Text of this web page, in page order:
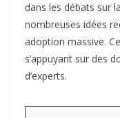
dans les débats sur
nombreuses idées
adoption massive.
s’appuyant sur des
d’experts.